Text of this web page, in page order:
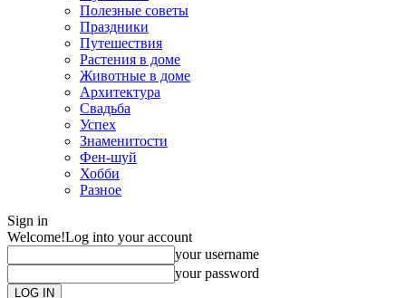
Полезные советы
Праздники
Путешествия
Растения в доме
Животные в доме
Архитектура
Свадьба
Успех
Знаменитости
Фен-шуй
Хобби
Разное
Sign in
Welcome!Log into your account
your username
your password